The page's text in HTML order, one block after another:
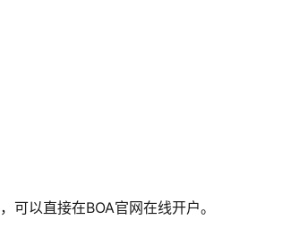
，可以直接在BOA官网在线开户。